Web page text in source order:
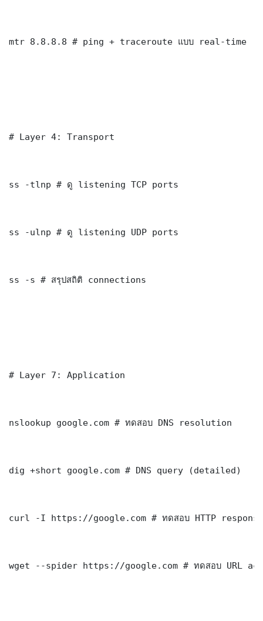
mtr 8.8.8.8 # ping + traceroute แบบ real-time
# Layer 4: Transport
ss -tlnp # ดู listening TCP ports
ss -ulnp # ดู listening UDP ports
ss -s # สรุปสถิติ connections
# Layer 7: Application
nslookup google.com # ทดสอบ DNS resolution
dig +short google.com # DNS query (detailed)
curl -I https://google.com # ทดสอบ HTTP
wget --spider https://google.com # ทดสอบ URL